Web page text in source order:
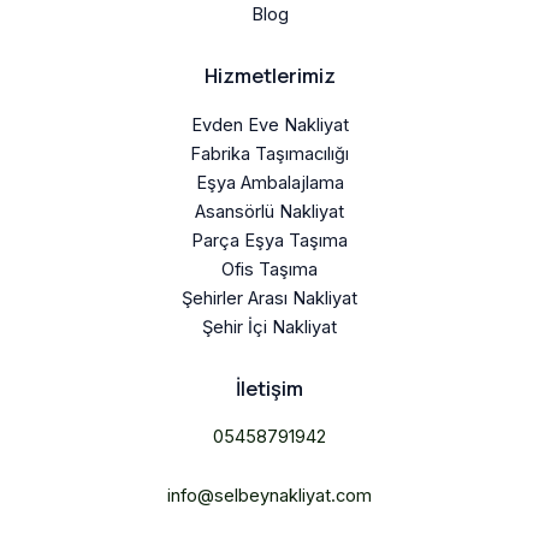
Blog
Hizmetlerimiz
Evden Eve Nakliyat
Fabrika Taşımacılığı
Eşya Ambalajlama
Asansörlü Nakliyat
Parça Eşya Taşıma
Ofis Taşıma
Şehirler Arası Nakliyat
Şehir İçi Nakliyat
İletişim
05458791942
info@selbeynakliyat.com